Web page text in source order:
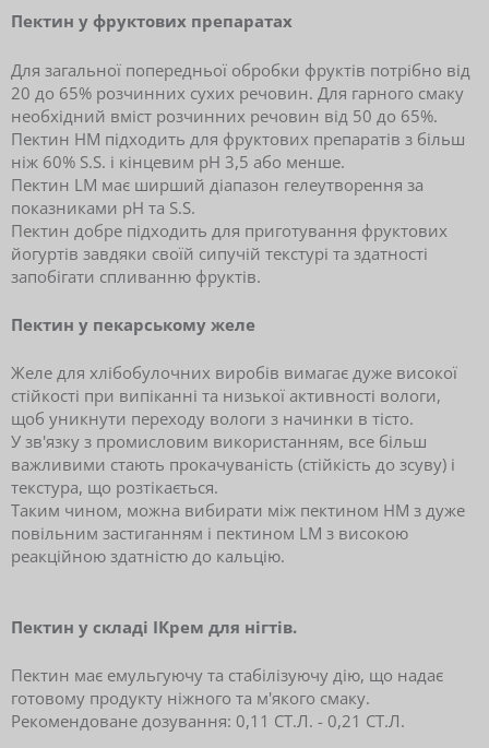
Пектин у фруктових препаратах
Для загальної попередньої обробки фруктів потрібно від
20 до 65% розчинних сухих речовин. Для гарного смаку
необхідний вміст розчинних речовин від 50 до 65%.
Пектин HM підходить для фруктових препаратів з більш
ніж 60% S.S. і кінцевим рН 3,5 або менше.
Пектин LM має ширший діапазон гелеутворення за
показниками pH та S.S.
Пектин добре підходить для приготування фруктових
йогуртів завдяки своїй сипучій текстурі та здатності
запобігати спливанню фруктів.
Пектин у пекарському желе
Желе для хлібобулочних виробів вимагає дуже високої
стійкості при випіканні та низької активності вологи,
щоб уникнути переходу вологи з начинки в тісто.
У зв'язку з промисловим використанням, все більш
важливими стають прокачуваність (стійкість до зсуву) і
текстура, що розтікається.
Таким чином, можна вибирати між пектином HM з дуже
повільним застиганням і пектином LM з високою
реакційною здатністю до кальцію.
Пектин у складі IКрем для нігтів.
Пектин має емульгуючу та стабілізуючу дію, що надає
готовому продукту ніжного та м'якого смаку.
Рекомендоване дозування: 0,11 СТ.Л. - 0,21 СТ.Л.